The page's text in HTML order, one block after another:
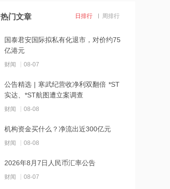
千亿级私募基金巨头景林资产清仓英伟
16:23
中国黄金溯源金条可扫码回购 无需熔毁
16:23
中小银行跟进“返场”5年期大额存单
16:22
行价150.80元/股
热门文章 日排行 周排行
国泰君安国际拟私有化退市，对价约75
亿港元
财闻 08-07
公告精选 | 寒武纪营收净利双翻倍 *ST
实达、*ST航图遭立案调查
财闻 08-08
机构资金买什么？净流出近300亿元
财闻 08-08
2026年8月7日人民币汇率公告
财闻 08-07